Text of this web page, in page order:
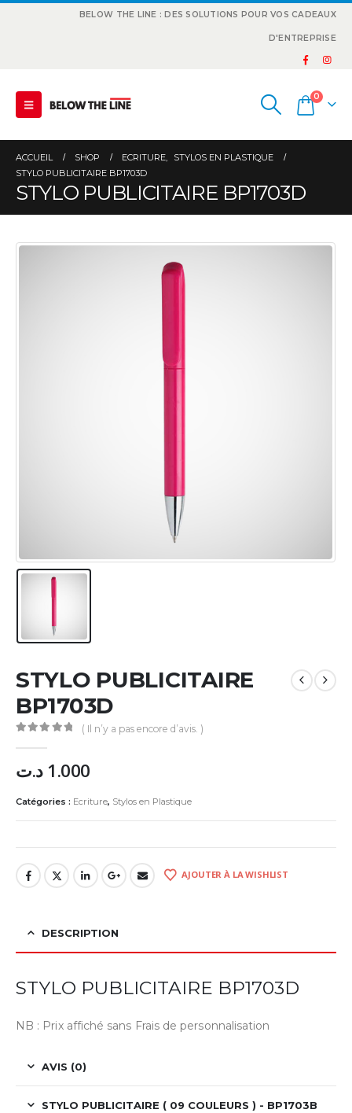
BELOW THE LINE : DES SOLUTIONS POUR VOS CADEAUX
D'ENTREPRISE
0
ACCUEIL SHOP ECRITURE,
STYLOS EN PLASTIQUE
STYLO PUBLICITAIRE BP1703D
STYLO PUBLICITAIRE BP1703D
STYLO PUBLICITAIRE
BP1703D
( Il n’y a pas encore d’avis. )
1.000 د.ت
Catégories : Ecriture, Stylos en Plastique
AJOUTER À LA WISHLIST
DESCRIPTION
STYLO PUBLICITAIRE BP1703D
NB : Prix affiché sans Frais de personnalisation
AVIS (0)
STYLO PUBLICITAIRE ( 09 COULEURS ) - BP1703B